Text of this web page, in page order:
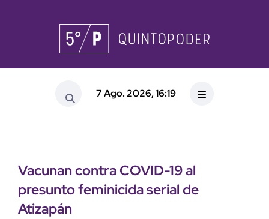
7 Ago. 2026, 16:19
Vacunan contra COVID-19 al
presunto feminicida serial de
Atizapán